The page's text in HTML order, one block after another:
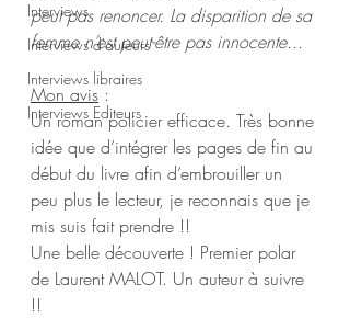
Interviews
Interviews d'auteurs
Interviews libraires
Interviews Editeurs
peut pas renoncer. La disparition de sa
femme n’est peut-être pas innocente...
Mon avis :
Un roman policier efficace. Très bonne
idée que d’intégrer les pages de fin au
début du livre afin d’embrouiller un
peu plus le lecteur, je reconnais que je
mis suis fait prendre !!
Une belle découverte ! Premier polar
de Laurent MALOT. Un auteur à suivre
!!